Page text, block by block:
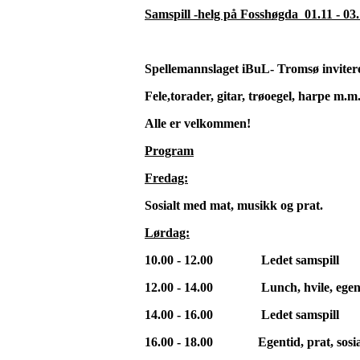
Samspill -helg på Fosshøgda 01.11 -
Spellemannslaget iBuL- Tromsø
Fele,torader, gitar, trøoegel, harpe
Alle er velkommen!
Program
Fredag:
Sosialt med mat, musikk og prat.
Lørdag:
10.00 - 12.00 Ledet samspill
12.00 - 14.00 Lunch, hvile,
14.00 - 16.00 Ledet samspill
16.00 - 18.00 Egentid, prat,